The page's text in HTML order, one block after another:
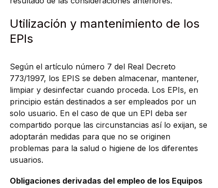
Utilización y mantenimiento de los
EPIs
Según el artículo número 7 del Real Decreto
773/1997, los EPIS se deben almacenar, mantener,
limpiar y desinfectar cuando proceda. Los EPIs, en
principio están destinados a ser empleados por un
solo usuario. En el caso de que un EPI deba ser
compartido porque las circunstancias así lo exijan, se
adoptarán medidas para que no se originen
problemas para la salud o higiene de los diferentes
usuarios.
Obligaciones derivadas del empleo de los Equipos